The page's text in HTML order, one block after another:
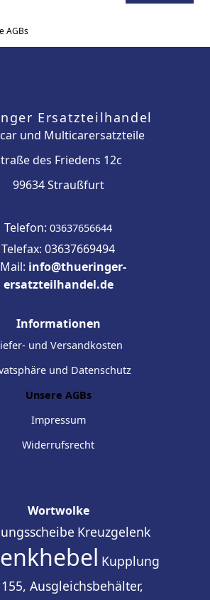
AGBs
Ersatzteilhandel
und Multicarersatzteile
des Friedens 12c
99634 Straußfurt
Telefon: 03637656644
Telefax: 03637669494
info@thueringer-
ersatzteilhandel.de
Informationen
und Versandkosten
und Datenschutz
Unsere AGBs
Impressum
Widerrufsrecht
Wortwolke
Kreuzgelenk
Kupplung
Ausgleichsbehälter,